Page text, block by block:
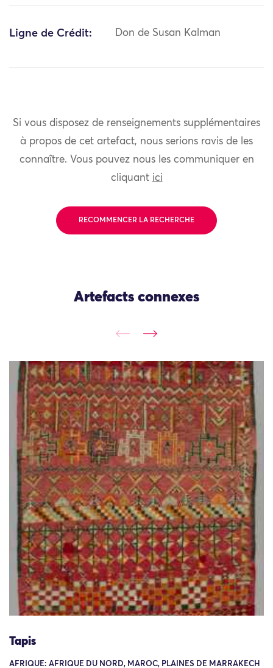
Ligne de Crédit: Don de Susan Kalman
Si vous disposez de renseignements supplémentaires
à propos de cet artefact, nous serions ravis de les
connaître. Vous pouvez nous les communiquer en
cliquant ici
RECOMMENCER LA RECHERCHE
Artefacts connexes
Tapis
AFRIQUE: AFRIQUE DU NORD, MAROC, PLAINES DE MARRAKECH